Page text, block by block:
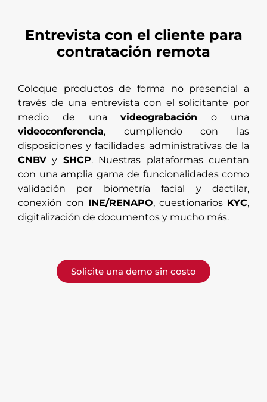
Entrevista con el cliente para
contratación remota
Coloque productos de forma no presencial a
través de una entrevista con el solicitante por
medio de unavideograbación o una
videoconferencia, cumpliendo con las
disposiciones y facilidades administrativas de la
CNBV y SHCP. Nuestras plataformas cuentan
con una amplia gama de funcionalidades como
validación por biometría facial y dactilar,
conexión con INE/RENAPO, cuestionarios KYC,
digitalización de documentos y mucho más.
Solicite una demo sin costo